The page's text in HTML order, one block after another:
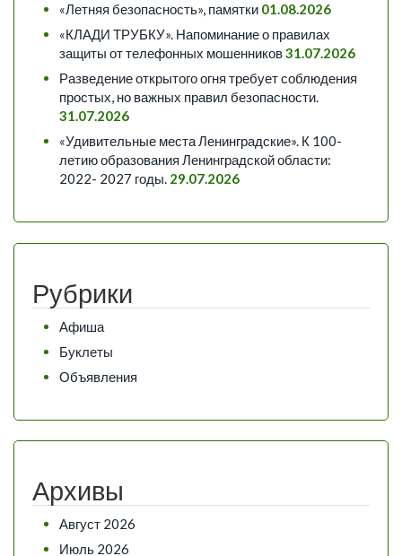
«Летняя безопасность», памятки 01.08.2026
«КЛАДИ ТРУБКУ». Напоминание о правилах
защиты от телефонных мошенников31.07.2026
Разведение открытого огня требует соблюдения
простых, но важных правил безопасности.
31.07.2026
«Удивительные места Ленинградские». К 100-
летию образования Ленинградской области:
2022- 2027 годы. 29.07.2026
Рубрики
Афиша
Буклеты
Объявления
Архивы
Август 2026
Июль 2026